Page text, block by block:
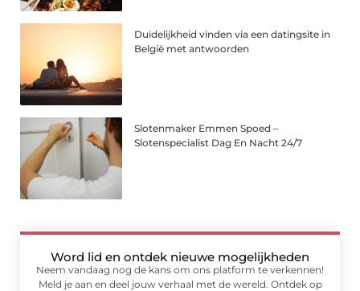
Duidelijkheid vinden via een datingsite in
België met antwoorden
Slotenmaker Emmen Spoed –
Slotenspecialist Dag En Nacht 24/7
Word lid en ontdek nieuwe mogelijkheden
Neem vandaag nog de kans om ons platform te verkennen!
Meld je aan en deel jouw verhaal met de wereld. Ontdek op